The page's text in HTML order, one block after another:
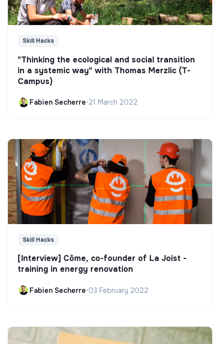
Skill Hacks
"Thinking the ecological and social transition
in a systemic way" with Thomas Merzlic (T-
Campus)
Fabien Secherre•21 March 2022
Skill Hacks
[Interview] Côme, co-founder of La Joist -
training in energy renovation
Fabien Secherre•03 February 2022